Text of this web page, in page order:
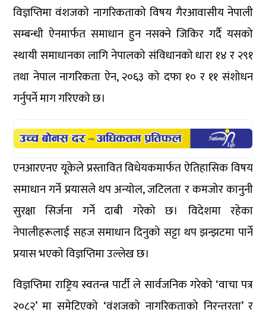
विज्ञप्तिमा वंशजको नागरिकताको विषय गैरआवासीय नेपाली
सम्बन्धी ऐनमार्फत समाधान हुन नसक्ने जिकिर गर्दै यसको
स्थायी समाधानका लागि नेपालको संविधानको धारा १४ र २९१
तथा नेपाल नागरिकता ऐन, २०६३ को दफा १० र ११ संशोधन
गर्नुपर्ने माग गरिएको छ।
एनआरएनए यूकेले प्रस्तावित विधेयकमार्फत ऐतिहासिक विषय
समाधान गर्ने प्रयासले थप अन्योल, जटिलता र कमजोर कानुनी
सुरक्षा सिर्जना गर्ने दाबी गरेको छ। विदेशमा रहेका
नेपालीहरूलाई सहज समाधान दिनुको सट्टा थप झन्झटमा पार्ने
प्रयास भएको विज्ञप्तिमा उल्लेख छ।
विज्ञप्तिमा राष्ट्रिय स्वतन्त्र पार्टी ले सार्वजनिक गरेको ‘वाचा पत्र
२०८२’ मा समेटिएको ‘वंशजको नागरिकताको निरन्तरता’ र